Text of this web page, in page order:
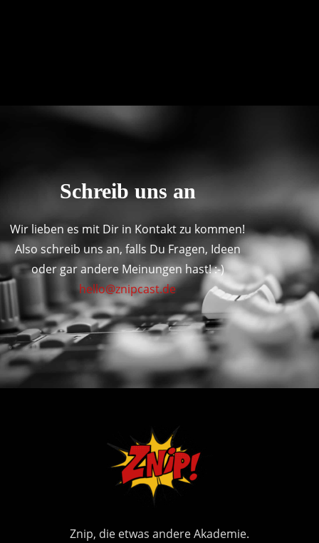
Schreib uns an
Wir lieben es mit Dir in Kontakt zu kommen!
Also schreib uns an, falls Du Fragen, Ideen
oder gar andere Meinungen hast! :-)
hello@znipcast.de
Znip, die etwas andere Akademie.